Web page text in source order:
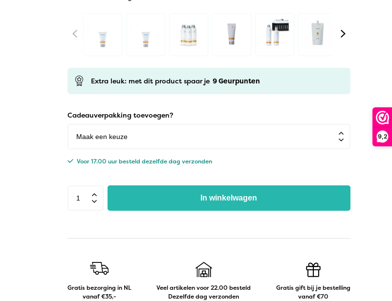
9,2
Extra leuk: met dit product spaar je 9Geurpunten
Cadeauverpakking toevoegen?
Voor 17.00 uur besteld dezelfde dag verzonden
In winkelwagen
Gratis bezorging in NL
vanaf €35,-
Veel artikelen voor 22.00 besteld
Dezelfde dag verzonden
Gratis gift bij je bestelling
vanaf €70